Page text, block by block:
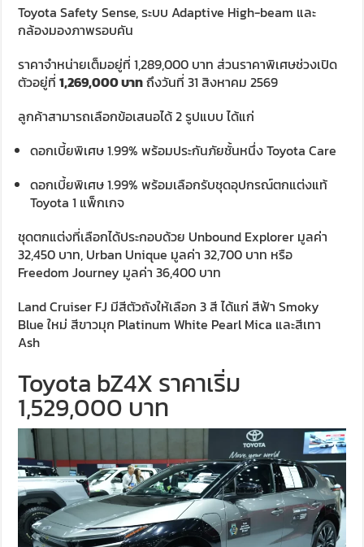
Toyota Safety Sense, ระบบ Adaptive High-beam และ
กล้องมองภาพรอบคัน
ราคาจำหน่ายเต็มอยู่ที่ 1,289,000 บาท ส่วนราคาพิเศษช่วงเปิด
ตัวอยู่ที่1,269,000 บาทถึงวันที่ 31 สิงหาคม 2569
ลูกค้าสามารถเลือกข้อเสนอได้ 2 รูปแบบ ได้แก่
ดอกเบี้ยพิเศษ 1.99% พร้อมประกันภัยชั้นหนึ่ง Toyota Care
ดอกเบี้ยพิเศษ 1.99% พร้อมเลือกรับชุดอุปกรณ์ตกแต่งแท้
Toyota 1 แพ็กเกจ
ชุดตกแต่งที่เลือกได้ประกอบด้วย Unbound Explorer มูลค่า
32,450 บาท, Urban Unique มูลค่า 32,700 บาท หรือ
Freedom Journey มูลค่า 36,400 บาท
Land Cruiser FJ มีสีตัวถังให้เลือก 3 สี ได้แก่ สีฟ้า Smoky
Blue ใหม่ สีขาวมุก Platinum White Pearl Mica และสีเทา
Ash
Toyota bZ4X ราคาเริ่ม
1,529,000 บาท